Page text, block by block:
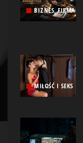
BIZNES, FIRMA
MIŁOŚĆ I SEKS